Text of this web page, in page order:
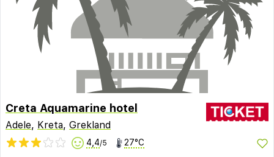
Creta Aquamarine hotel
Adele, Kreta, Grekland
4,4/5 27°C